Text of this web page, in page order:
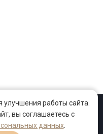
Клипы
работы сайта.
вы соглашаетесь с
данных.